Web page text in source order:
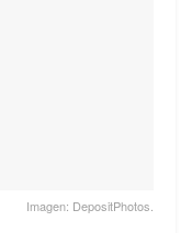
Imagen: DepositPhotos.